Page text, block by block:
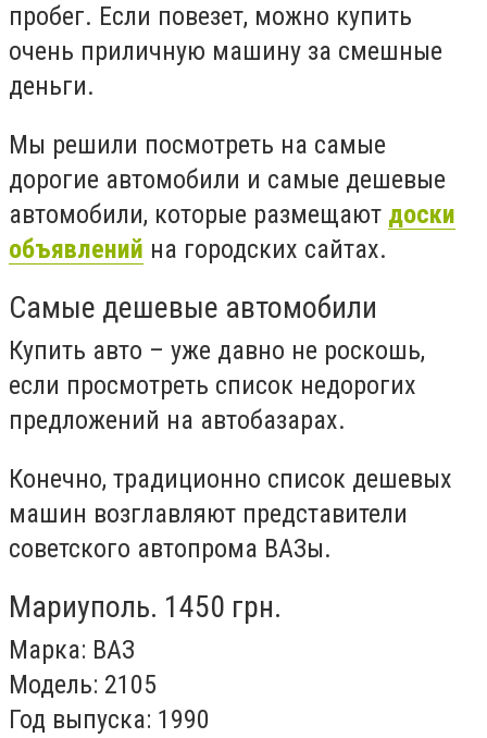
пробег. Если повезет, можно купить
очень приличную машину за смешные
деньги.
Мы решили посмотреть на самые
дорогие автомобили и самые дешевые
автомобили, которые размещают доски
объявлений на городских сайтах.
Самые дешевые автомобили
Купить авто – уже давно не роскошь,
если просмотреть список недорогих
предложений на автобазарах.
Конечно, традиционно список дешевых
машин возглавляют представители
советского автопрома ВАЗы.
Мариуполь. 1450 грн.
Марка: ВАЗ
Модель: 2105
Год выпуска: 1990